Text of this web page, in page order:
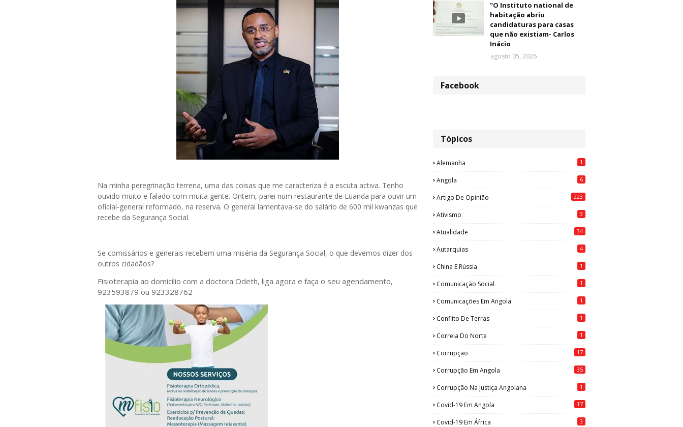
Na minha peregrinação terrena, uma das coisas que me caracteriza é a escuta activa. Tenho
ouvido muito e falado com muita gente. Ontem, parei num restaurante de Luanda para ouvir um
oficial-general reformado, na reserva. O general lamentava-se do salário de 600 mil kwanzas que
recebe da Segurança Social.
Se comissários e generais recebem uma miséria da Segurança Social, o que devemos dizer dos
outros cidadãos?
Fisioterapia ao domicílio com a doctora Odeth, liga agora e faça o seu agendamento,
923593879 ou 923328762
"O Instituto national de
habitação abriu
candidaturas para casas
que não existiam- Carlos
Inácio
agosto 05, 2026
Facebook
Tópicos
Alemanha 1
Angola 6
Artigo De Opinião 223
Ativismo 3
Atualidade 34
Autarquias 4
China E Rússia 1
Comunicação Social 1
Comunicações Em Angola 1
Conflito De Terras 1
Correia Do Norte 1
Corrupção 17
Corrupção Em Angola 35
Corrupção Na Justiça Angolana 1
Covid-19 Em Angola 17
Covid-19 Em África 3